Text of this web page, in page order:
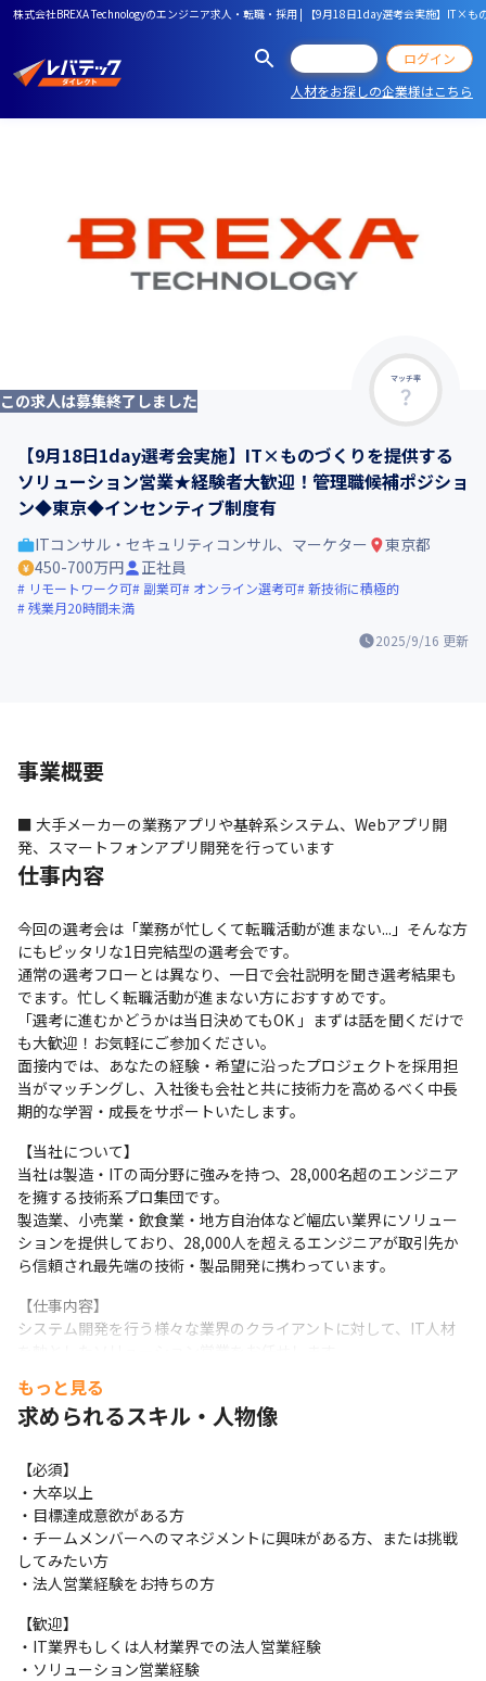
株式会社BREXA Technologyのエンジニア求人・転職・採用 | 【9月18日1day選考会実施】
ログイン
人材をお探しの企業様はこちら
マッチ率
この求人は募集終了しました
【9月18日1day選考会実施】IT×ものづくりを提供する
ソリューション営業★経験者大歓迎！管理職候補ポジショ
ン◆東京◆インセンティブ制度有
2025/9/16 更新
ITコンサル・セキュリティコンサル、マーケター
東京都
450-700万円
正社員
リモートワーク可 副業可 オンライン選考可 新技術に積極的
残業月20時間未満
事業概要
■ ⼤⼿メーカーの業務アプリや基幹系システム、Webアプリ開
発、スマートフォンアプリ開発を行っています
仕事内容
今回の選考会は「業務が忙しくて転職活動が進まない...」そんな方
にもピッタリな1日完結型の選考会です。
通常の選考フローとは異なり、一日で会社説明を聞き選考結果も
でます。忙しく転職活動が進まない方におすすめです。
「選考に進むかどうかは当日決めてもOK 」まずは話を聞くだけで
も大歓迎！お気軽にご参加ください。
面接内では、あなたの経験・希望に沿ったプロジェクトを採用担
当がマッチングし、入社後も会社と共に技術力を高めるべく中長
期的な学習・成長をサポートいたします。
【当社について】
当社は製造・ITの両分野に強みを持つ、28,000名超のエンジニア
を擁する技術系プロ集団です。
製造業、小売業・飲食業・地方自治体など幅広い業界にソリュー
ションを提供しており、28,000人を超えるエンジニアが取引先か
ら信頼され最先端の技術・製品開発に携わっています。
【仕事内容】
システム開発を行う様々な業界のクライアントに対して、IT人材
◎新規の顧客開拓及びソリューション提案
◎既存顧客へのソリューション提案
◎営業事務作業(契約書・請求書処理・⾒積対応・資料作成など）
※対象業界：製造・電気・通信・医薬・流通/販売などあらゆる業
界のクライアント
※入社後は新規の開拓から行って頂き、徐々に既存顧客深耕が増
えます。
【入社後のフォロー体制】
＜1＞入社時に全社共通の導入研修実施
＜2＞入社時/入社3ヶ月/入社1年時に営業基礎研修及びフォロー研
修実施
もっと見る
求められるスキル・人物像
【必須】
・大卒以上
・目標達成意欲がある方
・チームメンバーへのマネジメントに興味がある方、または挑戦
してみたい方
・法人営業経験をお持ちの方
【歓迎】
・IT業界もしくは人材業界での法人営業経験
・ソリューション営業経験